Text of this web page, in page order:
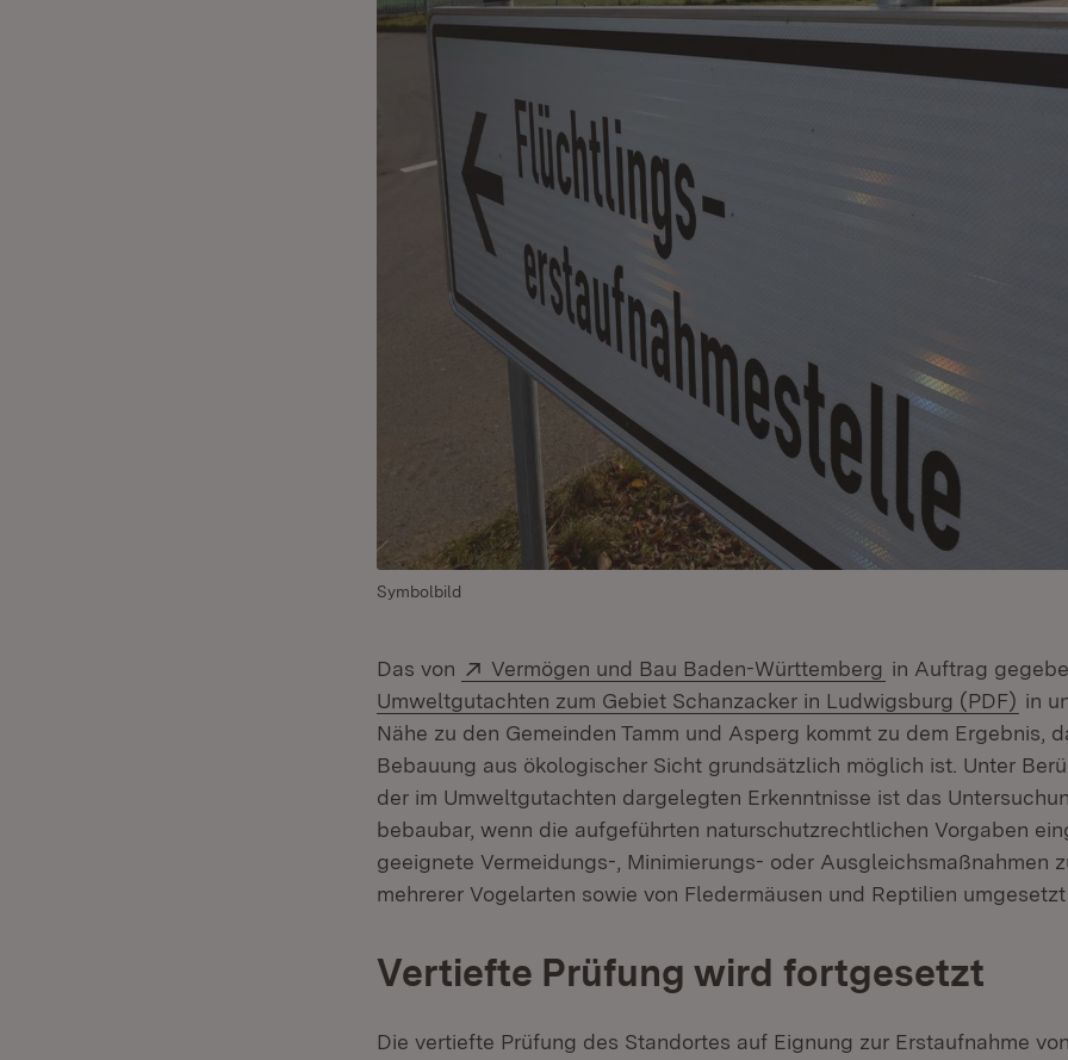
Symbolbild
Das von Extern:
Vermögen und Bau Baden-Württemberg (Öffnet in neuem
in Auftrag
Umweltgutachten zum Gebiet Schanzacker in Ludwigsburg (PDF) in
Nähe zu den Gemeinden Tamm und Asperg kommt zu dem Ergebnis,
Bebauung aus ökologischer Sicht grundsätzlich möglich ist. Unter
der im Umweltgutachten dargelegten Erkenntnisse ist das
bebaubar, wenn die aufgeführten naturschutzrechtlichen Vorgaben
geeignete Vermeidungs-, Minimierungs- oder Ausgleichsmaßnahmen
mehrerer Vogelarten sowie von Fledermäusen und Reptilien umgesetzt
Vertiefte Prüfung wird fortgesetzt
Die vertiefte Prüfung des Standortes auf Eignung zur Erstaufnahme